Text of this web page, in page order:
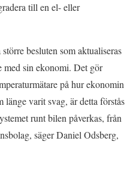
till en el- eller
besluten som aktualiseras
med sin ekonomi. Det gör
på hur ekonomin
varit svag, är detta förstås
runt bilen påverkas, från
säger Daniel Odsberg,